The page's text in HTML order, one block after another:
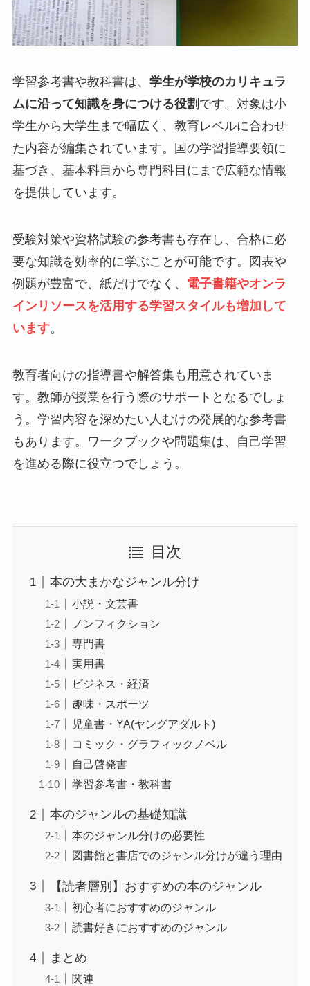
学習参考書や教科書は、 学生が学校のカリキュラ
ムに沿って知識を身につける役割 です。対象は小
学生から大学生まで幅広く、教育レベルに合わせ
た内容が編集されています。国の学習指導要領に
基づき、基本科目から専門科目にまで広範な情報
を提供しています。
受験対策や資格試験の参考書も存在し、合格に必
要な知識を効率的に学ぶことが可能です。図表や
例題が豊富で、紙だけでなく、 電子書籍やオンラ
インリソースを活用する学習スタイルも増加して
います。
教育者向けの指導書や解答集も用意されていま
す。教師が授業を行う際のサポートとなるでしょ
う。学習内容を深めたい人むけの発展的な参考書
もあります。ワークブックや問題集は、自己学習
を進める際に役立つでしょう。
目次
本の大まかなジャンル分け
小説・文芸書
ノンフィクション
専門書
実用書
ビジネス・経済
趣味・スポーツ
児童書・YA(ヤングアダルト)
コミック・グラフィックノベル
自己啓発書
学習参考書・教科書
本のジャンルの基礎知識
本のジャンル分けの必要性
図書館と書店でのジャンル分けが違う理由
【読者層別】おすすめの本のジャンル
初心者におすすめのジャンル
読書好きにおすすめのジャンル
まとめ
関連